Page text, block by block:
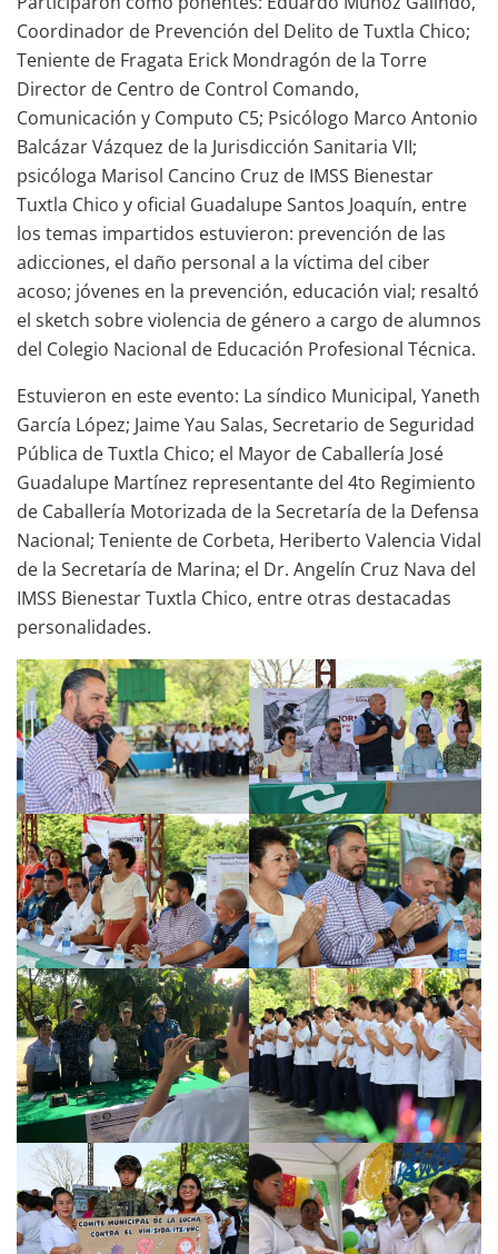
Coordinador de Prevención del Delito de Tuxtla Chico;
Teniente de Fragata Erick Mondragón de la Torre
Director de Centro de Control Comando,
Comunicación y Computo C5; Psicólogo Marco Antonio
Balcázar Vázquez de la Jurisdicción Sanitaria VII;
psicóloga Marisol Cancino Cruz de IMSS Bienestar
Tuxtla Chico y oficial Guadalupe Santos Joaquín, entre
los temas impartidos estuvieron: prevención de las
adicciones, el daño personal a la víctima del ciber
acoso; jóvenes en la prevención, educación vial; resaltó
el sketch sobre violencia de género a cargo de alumnos
del Colegio Nacional de Educación Profesional Técnica.
Estuvieron en este evento: La síndico Municipal, Yaneth
García López; Jaime Yau Salas, Secretario de Seguridad
Pública de Tuxtla Chico; el Mayor de Caballería José
Guadalupe Martínez representante del 4to Regimiento
de Caballería Motorizada de la Secretaría de la Defensa
Nacional; Teniente de Corbeta, Heriberto Valencia Vidal
de la Secretaría de Marina; el Dr. Angelín Cruz Nava del
IMSS Bienestar Tuxtla Chico, entre otras destacadas
personalidades.